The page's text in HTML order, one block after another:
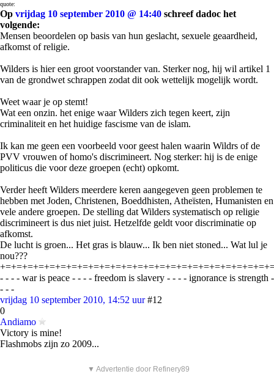
quote:
Op vrijdag 10 september 2010 @ 14:40 schreef dadoc het
volgende:
Mensen beoordelen op basis van hun geslacht, sexuele geaardheid,
afkomst of religie.
Wilders is hier een groot voorstander van. Sterker nog, hij wil artikel 1
van de grondwet schrappen zodat dit ook wettelijk mogelijk wordt.
Weet waar je op stemt!
Wat een onzin. het enige waar Wilders zich tegen keert, zijn
criminaliteit en het huidige fascisme van de islam.
Ik kan me geen een voorbeeld voor geest halen waarin Wildrs of de
PVV vrouwen of homo's discrimineert. Nog sterker: hij is de enige
politicus die voor deze groepen (echt) opkomt.
Verder heeft Wilders meerdere keren aangegeven geen problemen te
hebben met Joden, Christenen, Boeddhisten, Atheïsten, Humanisten en
vele andere groepen. De stelling dat Wilders systematisch op religie
discrimineert is dus niet juist. Hetzelfde geldt voor discriminatie op
afkomst.
De lucht is groen... Het gras is blauw... Ik ben niet stoned... Wat lul je
nou???
- - - - war is peace - - - - freedom is slavery - - - - ignorance is strength -
- - -
vrijdag 10 september 2010, 14:52 uur #12
0
Andiamo
Victory is mine!
Flashmobs zijn zo 2009...
▼ Advertentie door Refinery89